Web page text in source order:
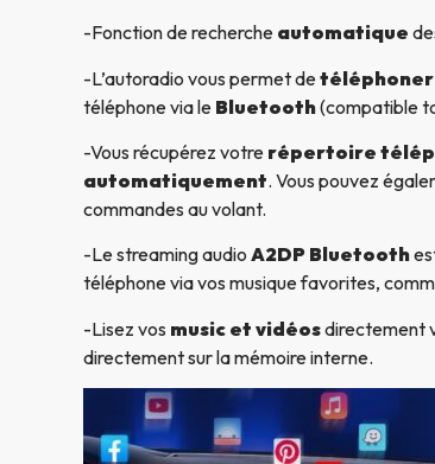
-Fonction de recherche automatique
-L’autoradio vous permet detéléphoner
téléphone via le Bluetooth(compatible
-Vous récupérez votre répertoire
automatiquement. Vous pouvez
commandes au volant.
-Le streaming audio A2DP Bluetooth
téléphone via vos musique favorites,
-Lisez vos music et vidéosdirectement
directement sur la mémoire interne.